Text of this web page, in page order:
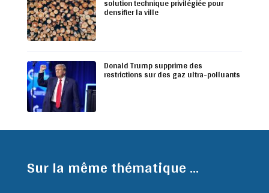
solution technique privilégiée pour
densifier la ville
Donald Trump supprime des
restrictions sur des gaz ultra-polluants
Sur la même thématique ...